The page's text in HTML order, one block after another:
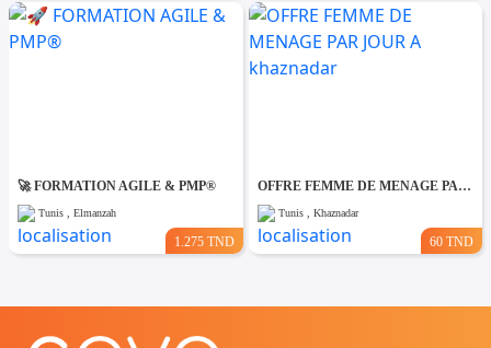
🚀 FORMATION AGILE & PMP®
Tunis , Elmanzah
1.275 TND
OFFRE FEMME DE MENAGE PAR JOUR A khaznadar
Tunis , Khaznadar
60 TND